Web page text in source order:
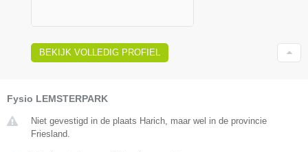
BEKIJK VOLLEDIG PROFIEL
Fysio LEMSTERPARK
Niet gevestigd in de plaats Harich, maar wel in de provincie
Friesland.